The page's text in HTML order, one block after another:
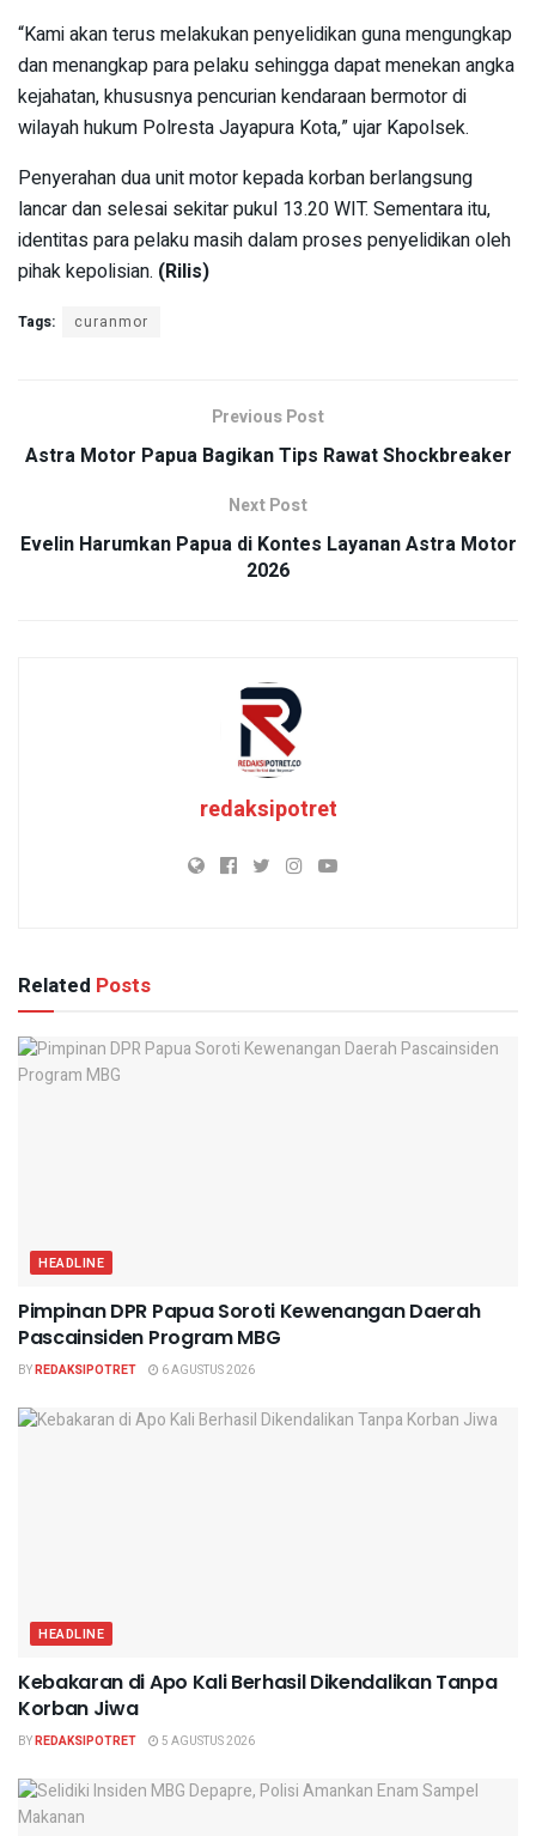
“Kami akan terus melakukan penyelidikan guna mengungkap
dan menangkap para pelaku sehingga dapat menekan angka
kejahatan, khususnya pencurian kendaraan bermotor di
wilayah hukum Polresta Jayapura Kota,” ujar Kapolsek.
Penyerahan dua unit motor kepada korban berlangsung
lancar dan selesai sekitar pukul 13.20 WIT. Sementara itu,
identitas para pelaku masih dalam proses penyelidikan oleh
pihak kepolisian. (Rilis)
Tags: curanmor
Previous Post
Astra Motor Papua Bagikan Tips Rawat Shockbreaker
Next Post
Evelin Harumkan Papua di Kontes Layanan Astra Motor
2026
redaksipotret
Related Posts
HEADLINE
Pimpinan DPR Papua Soroti Kewenangan Daerah
Pascainsiden Program MBG
BYREDAKSIPOTRET 6 AGUSTUS 2026
HEADLINE
Kebakaran di Apo Kali Berhasil Dikendalikan Tanpa
Korban Jiwa
BYREDAKSIPOTRET 5 AGUSTUS 2026